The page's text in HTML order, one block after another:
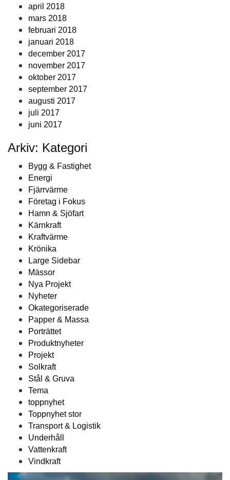
april 2018
mars 2018
februari 2018
januari 2018
december 2017
november 2017
oktober 2017
september 2017
augusti 2017
juli 2017
juni 2017
Arkiv: Kategori
Bygg & Fastighet
Energi
Fjärrvärme
Företag i Fokus
Hamn & Sjöfart
Kärnkraft
Kraftvärme
Krönika
Large Sidebar
Mässor
Nya Projekt
Nyheter
Okategoriserade
Papper & Massa
Porträttet
Produktnyheter
Projekt
Solkraft
Stål & Gruva
Tema
toppnyhet
Toppnyhet stor
Transport & Logistik
Underhåll
Vattenkraft
Vindkraft